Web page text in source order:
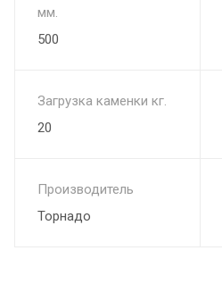
мм.
500
Загрузка каменки кг.
20
Производитель
Торнадо